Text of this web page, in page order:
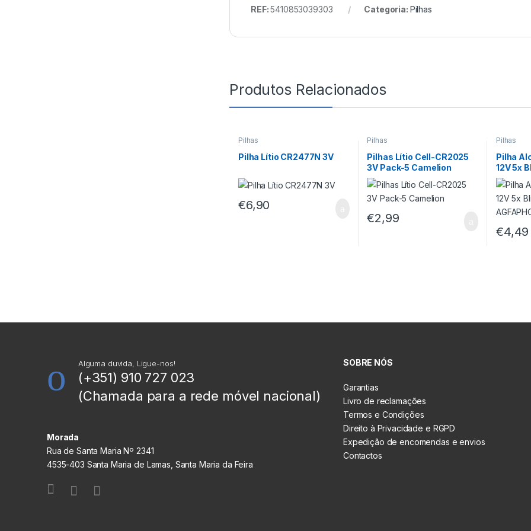
REF:5410853039303 Categoria: Pilhas
Produtos Relacionados
Pilhas
Pilha Lítio CR2477N 3V
€6,90
Pilhas
Pilhas Lítio Cell-CR2025
3V Pack-5 Camelion
€2,99
Pilhas
Pilha
12V 5x
€4,49
Alguma duvida, Ligue-nos!
(+351) 910 727 023
(Chamada para a rede móvel nacional)
Morada
Rua de Santa Maria Nº 2341
4535-403 Santa Maria de Lamas, Santa Maria da Feira
SOBRE NÓS
Garantias
Livro de reclamações
Termos e Condições
Direito à Privacidade e RGPD
Expedição de encomendas e envios
Contactos